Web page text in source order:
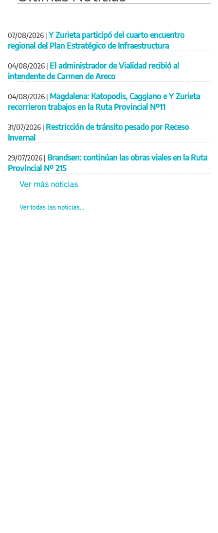
07/08/2026 | Y Zurieta participó del cuarto encuentro
regional del Plan Estratégico de Infraestructura
04/08/2026 | El administrador de Vialidad recibió al
intendente de Carmen de Areco
04/08/2026 | Magdalena: Katopodis, Caggiano e Y Zurieta
recorrieron trabajos en la Ruta Provincial Nº11
31/07/2026 | Restricción de tránsito pesado por Receso
Invernal
29/07/2026 | Brandsen: continúan las obras viales en la Ruta
Provincial Nº 215
Ver más noticias
Ver todas las noticias...